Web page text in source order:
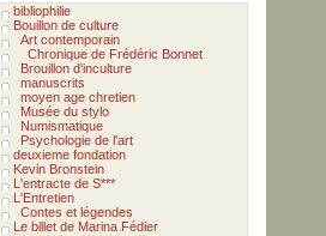
bibliophilie
Bouillon de culture
Art contemporain
Chronique de Frédéric Bonnet
Brouillon d'inculture
manuscrits
moyen age chretien
Musée du stylo
Numismatique
Psychologie de l'art
deuxieme fondation
Kevin Bronstein
L'entracte de S***
L'Entretien
Contes et légendes
Le billet de Marina Fédier